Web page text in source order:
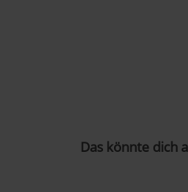
Das könnte dich